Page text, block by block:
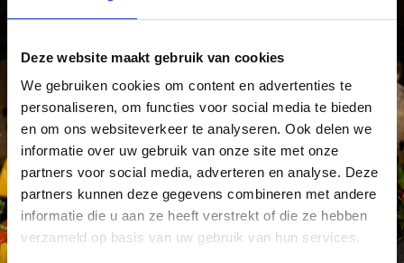
Deze website maakt gebruik van cookies
We gebruiken cookies om content en advertenties te
personaliseren, om functies voor social media te bieden
en om ons websiteverkeer te analyseren. Ook delen we
informatie over uw gebruik van onze site met onze
partners voor social media, adverteren en analyse. Deze
partners kunnen deze gegevens combineren met andere
informatie die u aan ze heeft verstrekt of die ze hebben
verzameld op basis van uw gebruik van hun services.